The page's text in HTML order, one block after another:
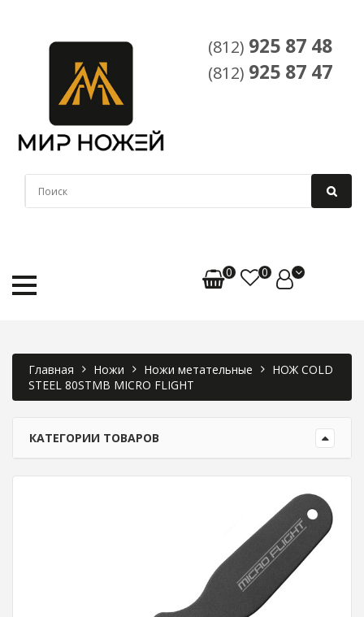
(812) 925 87 48
(812) 925 87 47
0 0
Главная Ножи Ножи метательные
НОЖ COLD
STEEL 80STMB MICRO FLIGHT
КАТЕГОРИИ ТОВАРОВ